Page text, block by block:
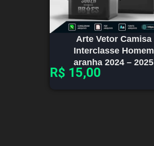
Arte Vetor Camisa
Interclasse Homem
aranha 2024 – 2025
R$ 15,00